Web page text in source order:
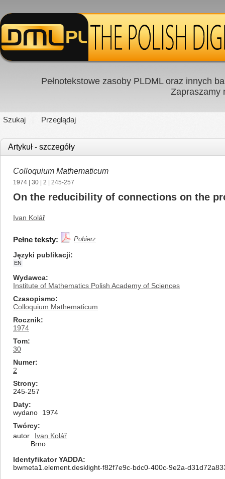
Pełnotekstowe zasoby PLDML oraz innych
Zapraszamy
Szukaj Przeglądaj
Artykuł - szczegóły
Colloquium Mathematicum
1974 30 2 | 245-257
On the reducibility of connections on the
Ivan Kolář
Pełne teksty: Pobierz
Języki publikacji
EN
Wydawca
Institute of Mathematics Polish Academy of Sciences
Czasopismo
Colloquium Mathematicum
Rocznik
1974
Tom
30
Numer
2
Strony
245-257
Daty
wydano
1974
Twórcy
autor
Ivan Kolář
Brno
Identyfikator YADDA
bwmeta1.element.desklight-f82f7e9c-bdc0-400c-9e2a-